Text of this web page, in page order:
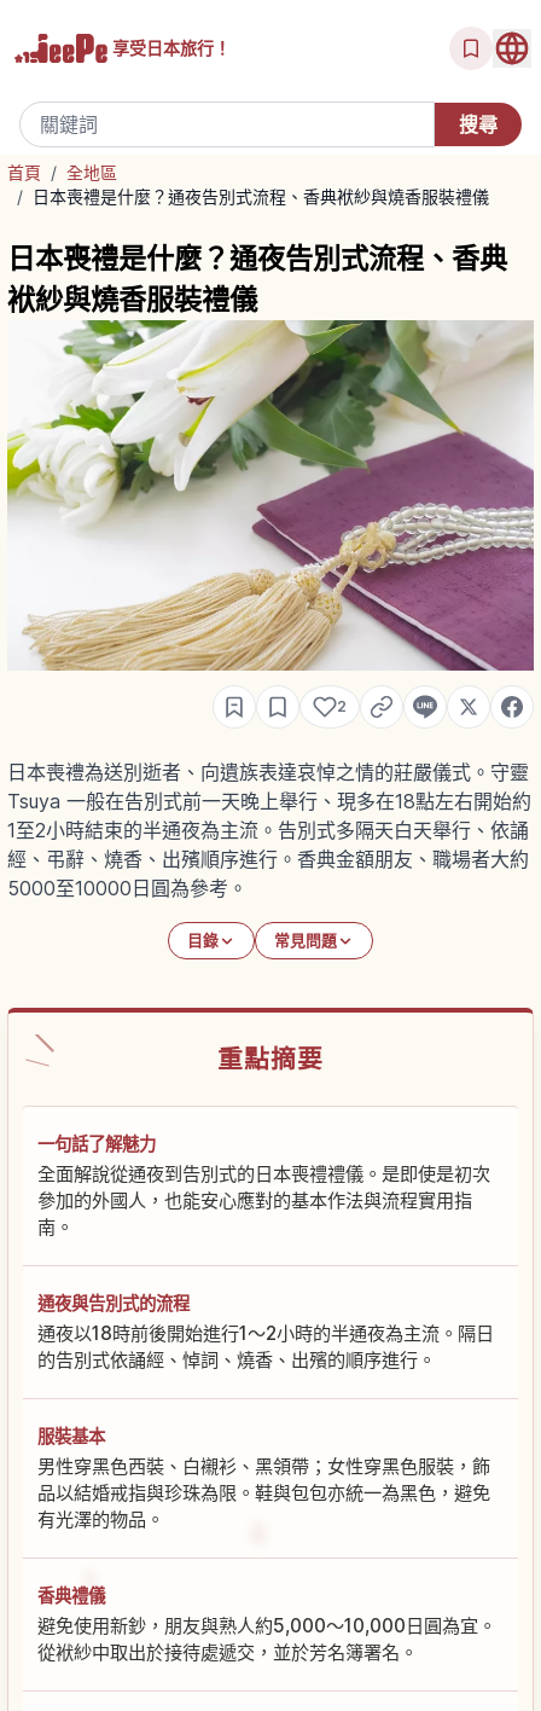
享受日本旅行！
首頁 / 全地區
/ 日本喪禮是什麼？通夜告別式流程、香典袱紗與燒香服裝禮儀
日本喪禮是什麼？通夜告別式流程、香典
袱紗與燒香服裝禮儀
2
日本喪禮為送別逝者、向遺族表達哀悼之情的莊嚴儀式。守靈
Tsuya 一般在告別式前一天晚上舉行、現多在18點左右開始約
1至2小時結束的半通夜為主流。告別式多隔天白天舉行、依誦
經、弔辭、燒香、出殯順序進行。香典金額朋友、職場者大約
5000至10000日圓為參考。
目錄 常見問題
重點摘要
一句話了解魅力
全面解說從通夜到告別式的日本喪禮禮儀。是即使是初次
參加的外國人，也能安心應對的基本作法與流程實用指
南。
通夜與告別式的流程
通夜以18時前後開始進行1〜2小時的半通夜為主流。隔日
的告別式依誦經、悼詞、燒香、出殯的順序進行。
服裝基本
男性穿黑色西裝、白襯衫、黑領帶；女性穿黑色服裝，飾
品以結婚戒指與珍珠為限。鞋與包包亦統一為黑色，避免
有光澤的物品。
香典禮儀
避免使用新鈔，朋友與熟人約5,000〜10,000日圓為宜。
從袱紗中取出於接待處遞交，並於芳名簿署名。